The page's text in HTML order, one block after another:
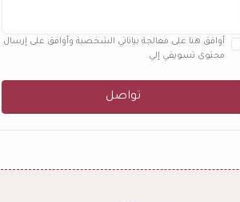
أوافق هنا على معالجة بياناتي الشخصية وأوافق على إرسال
محتوى تسويقي إلي.
تواصل